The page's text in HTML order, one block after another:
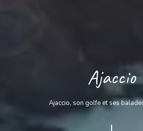
Ajaccio
Ajaccio, son golfe et ses